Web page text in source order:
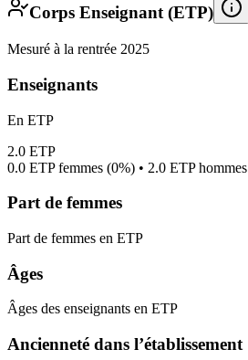
Corps Enseignant (ETP)
Mesuré à la rentrée 2025
Enseignants
En ETP
2.0 ETP
0.0 ETP femmes (0%) • 2.0 ETP hommes
Part de femmes
Part de femmes en ETP
Âges
Âges des enseignants en ETP
Ancienneté dans l’établissement